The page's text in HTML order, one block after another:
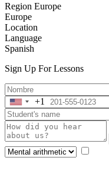
Region Europe
Europe
Location
Language
Spanish
Sign Up For Lessons
United
States
+1
+1